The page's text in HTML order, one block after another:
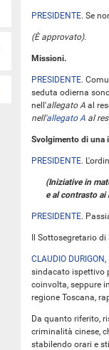
PRESIDENTE. Se
(È approvato).
Missioni.
PRESIDENTE.
seduta odierna
nell'allegato A al
nell'allegato A al
Svolgimento di una
PRESIDENTE.
(Iniziative in
e al contrasto
PRESIDENTE.
Il Sottosegretario
CLAUDIO DURIGON,
sindacato ispettivo
coinvolta, seppure
regione Toscana,
Da quanto riferito,
criminalità cinese,
stabilendo orari e